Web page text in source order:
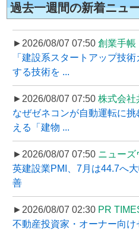
過去一週間の新着ニュ
►2026/08/07 07:50 創業手帳
「建設系スタートアップ技
する技術を ...
►2026/08/07 07:50 株式会社
なぜゼネコンが自動運転に
える「建物 ...
►2026/08/07 07:50 ニューズ
英建設業PMI、7月は44.7へ
善
►2026/08/07 02:30 PR
不動産投資家・オーナー向